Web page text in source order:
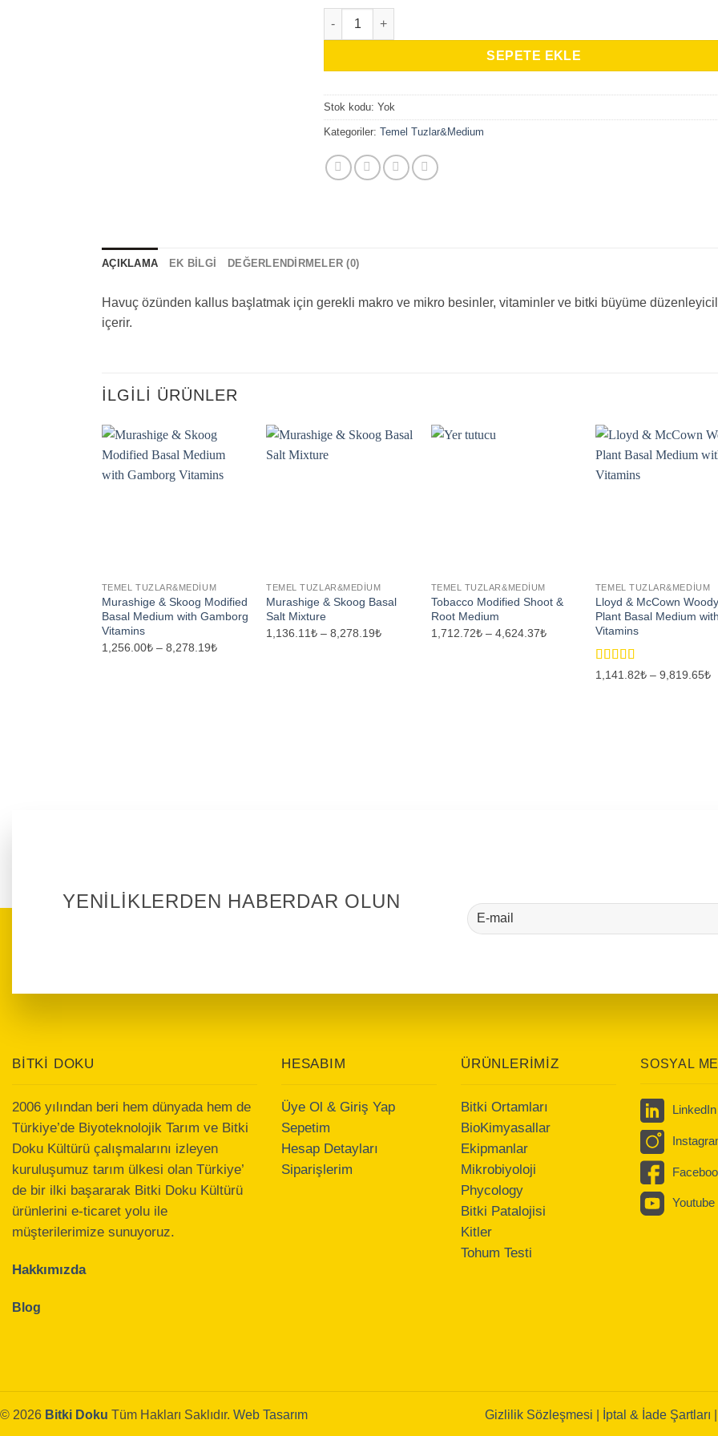
Carrot Callus Initiation Basal Medium adet
SEPETE EKLE
Stok kodu:Yok
Kategoriler:Temel Tuzlar&Medium
AÇIKLAMA EK BILGI DEĞERLENDIRMELER (0)
Havuç özünden kallus başlatmak için gerekli makro ve mikro besinler, vitaminler ve bitki büyüme
içerir.
İLGILI ÜRÜNLER
TEMEL TUZLAR&MEDIUM
Murashige & Skoog Modified
Basal Medium with Gamborg
Vitamins
1,256.00₺ – 8,278.19₺Fiyat
TEMEL TUZLAR&MEDIUM
Murashige & Skoog Basal
Salt Mixture
1,136.11₺–8,278.19₺Fiyat
TEMEL TUZLAR&MEDIUM
Tobacco Modified Shoot &
Root Medium
1,712.72₺ – 4,624.37₺Fiyat
4,624.37₺
TEMEL TUZLAR&MEDIUM
Lloyd & McCown Woody
Plant Basal Medium with
Vitamins
5 üzerinden
1,141.82₺ – 9,819.65₺
YENİLİKLERDEN HABERDAR OLUN
BİTKİ DOKU
2006 yılından beri hem dünyada hem de
Türkiye’de Biyoteknolojik Tarım ve Bitki
Doku Kültürü çalışmalarını izleyen
kuruluşumuz tarım ülkesi olan Türkiye’
de bir ilki başararak Bitki Doku Kültürü
ürünlerini e-ticaret yolu ile
müşterilerimize sunuyoruz.
Hakkımızda
Blog
HESABIM
Üye Ol & Giriş Yap
Sepetim
Hesap Detayları
Siparişlerim
ÜRÜNLERİMİZ
Bitki Ortamları
BioKimyasallar
Ekipmanlar
Mikrobiyoloji
Phycology
Bitki Patalojisi
Kitler
Tohum Testi
SOSYAL
LinkedIn
Youtube
© 2026 Bitki Doku Tüm Hakları Saklıdır. Web Tasarım Gizlilik Sözleşmesi İptal & İade Şartları